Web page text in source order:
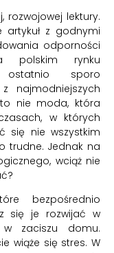
lektury.
z godnymi
odporności
polskim rynku
ostatnio sporo
najmodniejszych
nie moda, która
w których
się nie wszystkim
trudne. Jednak na
wciąż nie
bezpośrednio
się je rozwijać w
zaciszu domu.
wiąże się stres. W